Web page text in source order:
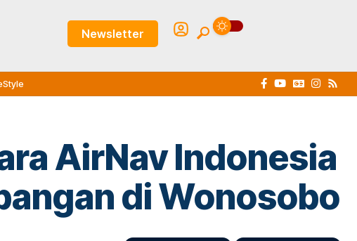
Newsletter
AirNav Indonesia
di Wonosobo